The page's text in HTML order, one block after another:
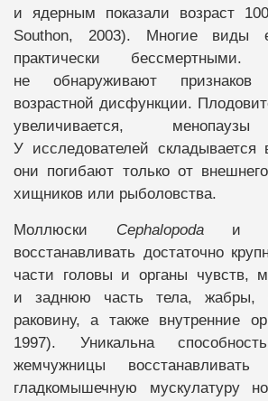
и ядерным показали возраст
Southon, 2003). Многие виды
практически
не обнаруживают
возрастной дисфункции.
увеличивается, менопаузы
У исследователей складывается
они погибают только от
хищников или рыболовства.
Моллюски Cephalopodaи
восстанавливать достаточно
части головы и органы чувств,
и заднюю часть тела, жабры,
раковину, а также внутренние
1997). Уникальна
жемчужницы
гладкомышечную мускулатуру